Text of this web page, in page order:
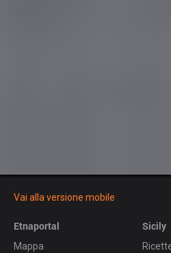
Vai alla versione mobile
Etnaportal
Mappa
Sicily